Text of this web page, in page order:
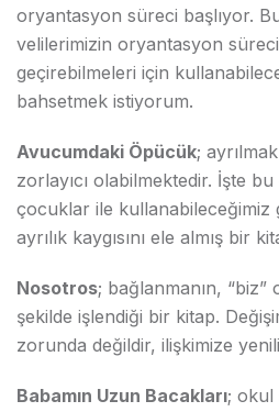
oryantasyon süreci başlıyor.
velilerimizin oryantasyon
geçirebilmeleri için
bahsetmek istiyorum.
Avucumdaki Öpücük;
zorlayıcı olabilmektedir. İşte
çocuklar ile kullanabileceğimiz
ayrılık kaygısını ele almış bir
Nosotros; bağlanmanın,
şekilde işlendiği bir kitap.
zorunda değildir, ilişkimize
Babamın Uzun Bacakları; okul